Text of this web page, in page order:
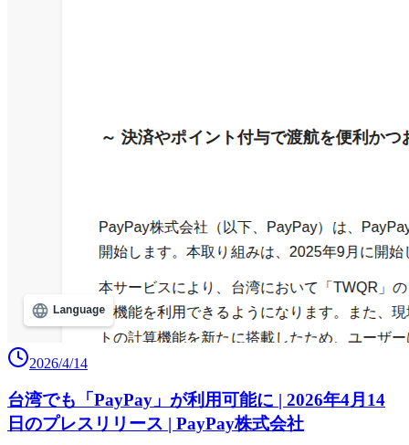
2026/4/14
台湾でも「PayPay」が利用可能に | 2026年4月14
日のプレスリリース | PayPay株式会社